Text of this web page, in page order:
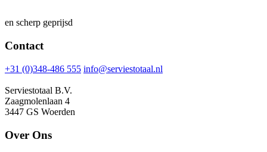
en scherp geprijsd
Contact
+31 (0)348-486 555 info@serviestotaal.nl
Serviestotaal B.V.
Zaagmolenlaan 4
3447 GS Woerden
Over Ons